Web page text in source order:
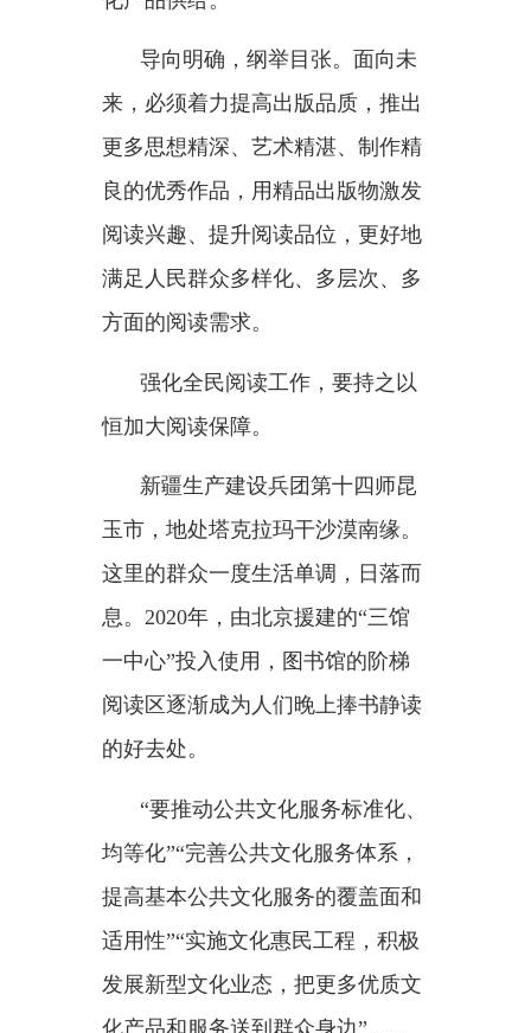
底色、提供持久的精神力量。
分享：
主办：新疆乌恰县人民政府办公室承办：新疆乌恰县政务服务
政府网站标识码：6530240001新公网安备65302402000101号
地 址：新疆克州乌恰县光明路1号联系电话：0908-4621030